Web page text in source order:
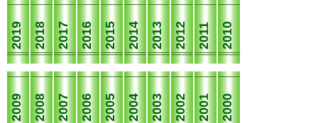
2019 2018 2017 2016 2015 2014 2013 2012 2011 2010
2009 2008 2007 2006 2005 2004 2003 2002 2001 2000